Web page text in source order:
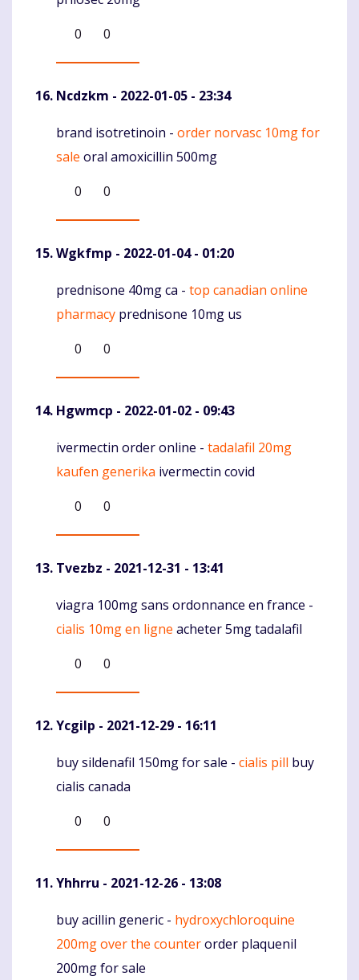
0
0
Ncdzkm - 2022-01-05 - 23:34
Komentaras
brand isotretinoin - order norvasc 10mg for
sale oral amoxicillin 500mg
0
0
Wgkfmp - 2022-01-04 - 01:20
Komentaras
prednisone 40mg ca - top canadian online
pharmacy prednisone 10mg us
0
0
Hgwmcp - 2022-01-02 - 09:43
Komentaras
ivermectin order online - tadalafil 20mg
kaufen generika ivermectin covid
0
0
Tvezbz - 2021-12-31 - 13:41
Komentaras
viagra 100mg sans ordonnance en france -
cialis 10mg en ligne acheter 5mg tadalafil
0
0
Ycgilp - 2021-12-29 - 16:11
Komentaras
buy sildenafil 150mg for sale - cialis pill buy
cialis canada
0
0
Yhhrru - 2021-12-26 - 13:08
Komentaras
buy acillin generic - hydroxychloroquine
200mg over the counterorder plaquenil
200mg for sale